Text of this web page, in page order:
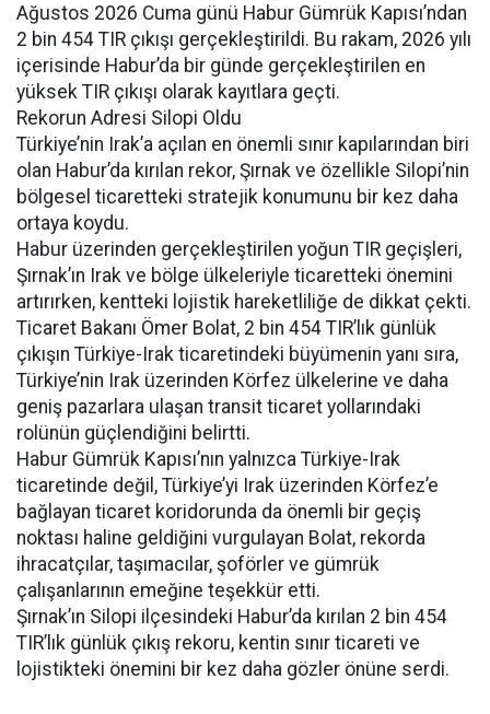
Ağustos 2026 Cuma günü Habur Gümrük Kapısı’ndan
2 bin 454 TIR çıkışı gerçekleştirildi. Bu rakam, 2026 yılı
içerisinde Habur’da bir günde gerçekleştirilen en
yüksek TIR çıkışı olarak kayıtlara geçti.
Rekorun Adresi Silopi Oldu
Türkiye’nin Irak’a açılan en önemli sınır kapılarından biri
olan Habur’da kırılan rekor, Şırnak ve özellikle Silopi’nin
bölgesel ticaretteki stratejik konumunu bir kez daha
ortaya koydu.
Habur üzerinden gerçekleştirilen yoğun TIR geçişleri,
Şırnak’ın Irak ve bölge ülkeleriyle ticaretteki önemini
artırırken, kentteki lojistik hareketliliğe de dikkat çekti.
Ticaret Bakanı Ömer Bolat, 2 bin 454 TIR’lık günlük
çıkışın Türkiye-Irak ticaretindeki büyümenin yanı sıra,
Türkiye’nin Irak üzerinden Körfez ülkelerine ve daha
geniş pazarlara ulaşan transit ticaret yollarındaki
rolünün güçlendiğini belirtti.
Habur Gümrük Kapısı’nın yalnızca Türkiye-Irak
ticaretinde değil, Türkiye’yi Irak üzerinden Körfez’e
bağlayan ticaret koridorunda da önemli bir geçiş
noktası haline geldiğini vurgulayan Bolat, rekorda
ihracatçılar, taşımacılar, şoförler ve gümrük
çalışanlarının emeğine teşekkür etti.
Şırnak’ın Silopi ilçesindeki Habur’da kırılan 2 bin 454
TIR’lık günlük çıkış rekoru, kentin sınır ticareti ve
lojistikteki önemini bir kez daha gözler önüne serdi.